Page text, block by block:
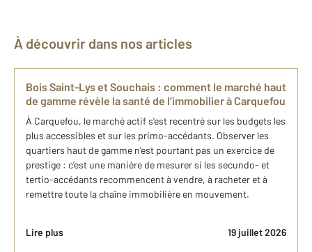
À découvrir dans nos articles
Bois Saint-Lys et Souchais : comment le marché haut
de gamme révèle la santé de l’immobilier à Carquefou
À Carquefou, le marché actif s'est recentré sur les budgets les
plus accessibles et sur les primo-accédants. Observer les
quartiers haut de gamme n'est pourtant pas un exercice de
prestige : c'est une manière de mesurer si les secundo- et
tertio-accédants recommencent à vendre, à racheter et à
remettre toute la chaîne immobilière en mouvement.
Lire plus 19 juillet 2026